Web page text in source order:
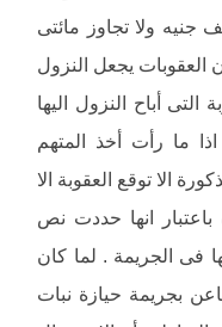
جنيه ولا تجاوز مائتى
المادة 17 من قانون العقوبات يجعل النزول
التى أباح النزول اليها
ما رأت أخذ المتهم
ومعاملته طبقاً للمادة 17 المذكورة الا توقع العقوبة الا
انها حددت نص
فى الجريمة . لما كان
بجريمة حيازة نبات